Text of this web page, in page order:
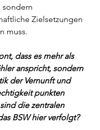
sondern
Zielsetzungen
muss.
dass es mehr als
anspricht, sondern
der Vernunft und
punkten
die zentralen
BSW hier verfolgt?